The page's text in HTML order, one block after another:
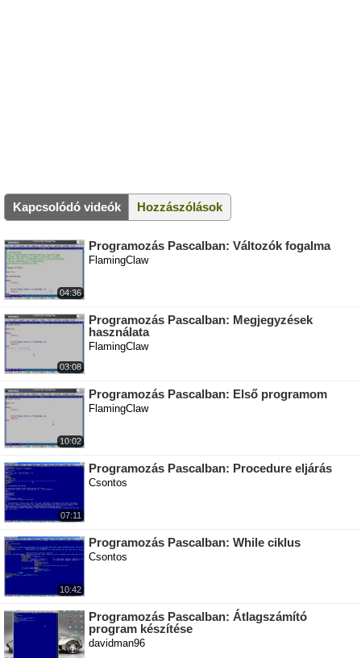
Kapcsolódó videók Hozzászólások
04:36
Programozás Pascalban: Változók fogalma
FlamingClaw
03:08
Programozás Pascalban: Megjegyzések
használata
FlamingClaw
10:02
Programozás Pascalban: Első programom
FlamingClaw
07:11
Programozás Pascalban: Procedure eljárás
Csontos
10:42
Programozás Pascalban: While ciklus
Csontos
Programozás Pascalban: Átlagszámító
program készítése
davidman96